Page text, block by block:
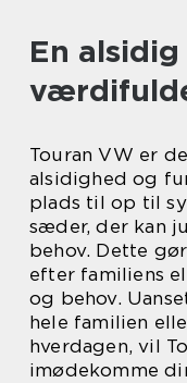
En
Touran VW er
alsidighed og
plads til op til
sæder, der kan
behov. Dette
efter familiens
og behov.
hele familien
hverdagen, vil
imødekomme